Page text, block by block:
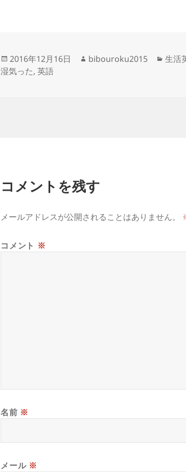
投
稿
2016年12月16日
作
bibouroku2015
カ
生活
湿気った,英語
コメントを残す
メールアドレスが公開されることはありません。
コメント ※
名前 ※
メール ※